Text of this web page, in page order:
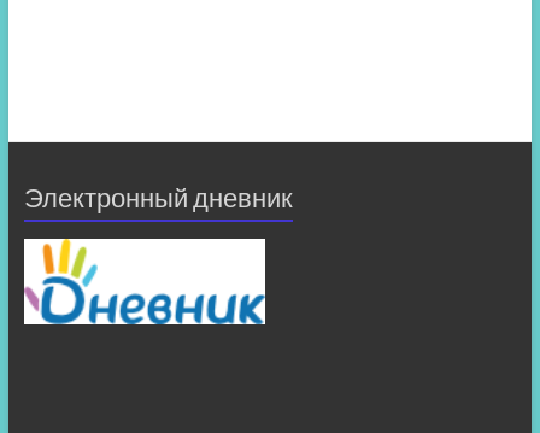
Электронный дневник